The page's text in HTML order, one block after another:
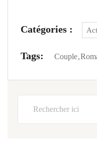
Catégories :
Tags: Couple